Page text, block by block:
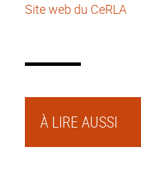
Site web du CeRLA
À LIRE AUSSI